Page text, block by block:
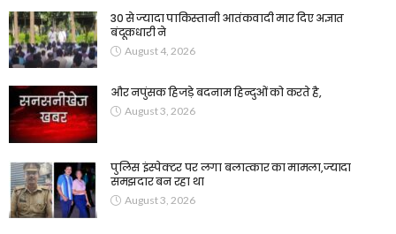
30 से ज्यादा पाकिस्तानी आतंकवादी मार दिए अज्ञात
बंदूकधारी ने
August 4, 2026
और नपुंसक हिजड़े बदनाम हिन्दुओं को करते है,
August 3, 2026
पुलिस इंस्पेक्टर पर लगा बलात्कार का मामला,ज्यादा
समझदार बन रहा था
August 3, 2026